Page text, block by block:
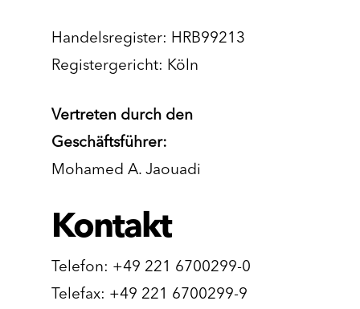
Handelsregister: HRB99213
Registergericht: Köln
Vertreten durch den
Geschäftsführer:
Mohamed A. Jaouadi
Kontakt
Telefon: +49 221 6700299-0
Telefax: +49 221 6700299-9